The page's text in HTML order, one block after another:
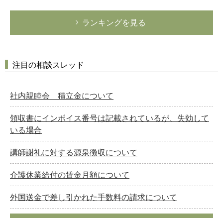
ランキングを見る
注目の相談スレッド
社内親睦会 積立金について
領収書にインボイス番号は記載されているが、失効して
いる場合
講師謝礼に対する源泉徴収について
介護休業給付の賃金月額について
外国送金で差し引かれた手数料の請求について